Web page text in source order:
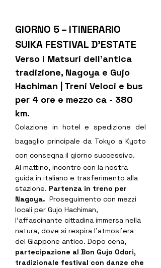
GIORNO 5 – ITINERARIO
SUIKA FESTIVAL D’ESTATE
Verso i Matsuri dell'antica
tradizione, Nagoya e Gujo
Hachiman | Treni Veloci e bus
per 4 ore e mezzo ca - 380
km.
Colazione in hotel e spedizione del
bagaglio principale da Tokyo a Kyoto
con consegna il giorno successivo.
Al mattino, incontro con la nostra
guida in italiano e trasferimento alla
stazione. Partenza in treno per
Nagoya. Proseguimento con mezzi
locali per Gujo Hachiman,
l’affascinante cittadina immersa nella
natura, dove si respira l’atmosfera
del Giappone antico. Dopo cena,
partecipazione al Bon Gujo Odori,
tradizionale festival con danze che